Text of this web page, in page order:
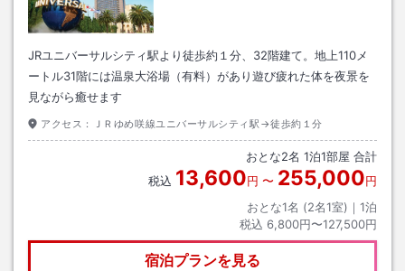
JRユニバーサルシティ駅より徒歩約１分、32階建て。地上110メ
ートル31階には温泉大浴場（有料）があり遊び疲れた体を夜景を
見ながら癒せます
アクセス： ＪＲゆめ咲線ユニバーサルシティ駅→徒歩約１分
おとな2名 1泊1部屋 合計
税込 13,600円 〜 255,000円
おとな1名 (2名1室)｜ 1泊
税込 6,800円〜127,500円
宿泊プランを見る